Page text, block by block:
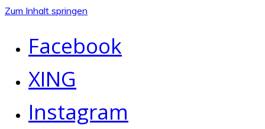
Zum Inhalt springen
Facebook
XING
Instagram